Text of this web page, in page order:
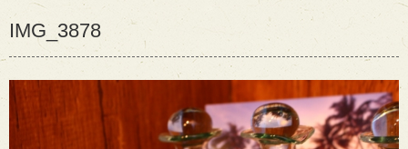
IMG_3878